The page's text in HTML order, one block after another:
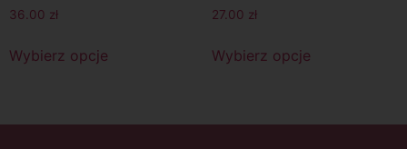
36.00 zł
Wybierz opcje
27.00 zł
Wybierz opcje